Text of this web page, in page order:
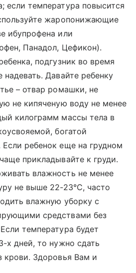
если температура повысится
жаропонижающие
ибупрофена или
Панадол, Цефикон).
подгузник во время
Давайте ребенку
– отвар ромашки, не
не кипяченую воду не менее
килограмм массы тела в
богатой
ребенок еще на грудном
прикладывайте к груди.
влажность не менее
не выше 22-23°С, часто
влажную уборку с
средствами без
температура будет
х дней, то нужно сдать
крови. Здоровья Вам и